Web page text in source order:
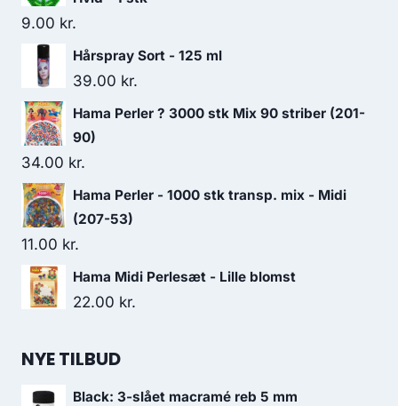
9.00 kr.
Hårspray Sort - 125 ml
39.00 kr.
Hama Perler ? 3000 stk Mix 90 striber (201-
90)
34.00 kr.
Hama Perler - 1000 stk transp. mix - Midi
(207-53)
11.00 kr.
Hama Midi Perlesæt - Lille blomst
22.00 kr.
NYE TILBUD
Black: 3-slået macramé reb 5 mm